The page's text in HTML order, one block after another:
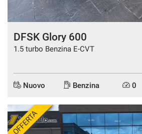
DFSK Glory 600
1.5 turbo Benzina E-CVT
Nuovo Benzina 0
OFFERTA